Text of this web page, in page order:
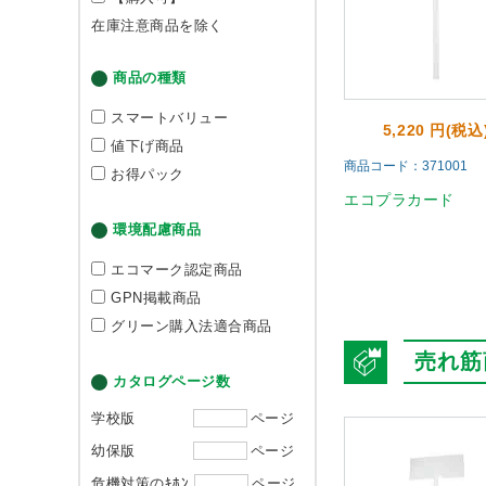
在庫注意商品を除く
商品の種類
スマートバリュー
値下げ商品
お得パック
環境配慮商品
エコマーク認定商品
GPN掲載商品
グリーン購入法適合商品
カタログページ数
学校版
ページ
幼保版
ページ
5,220 円(税
商品コード：371001
エコプラカード
売れ